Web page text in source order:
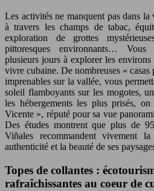
Les activités ne manquent pas dans
à travers les champs de tabac,
exploration de grottes
pittoresques environnants… Vous
plusieurs jours à explorer les
vivre cubaine. De nombreuses «
imprenables sur la vallée, vous
soleil flamboyants sur les mogotes,
les hébergements les plus prisés,
Vicente », réputé pour sa vue
Des études montrent que plus de
Viñales recommandent vivement
authenticité et la beauté de ses
Topes de collantes :
rafraîchissantes au coeur de